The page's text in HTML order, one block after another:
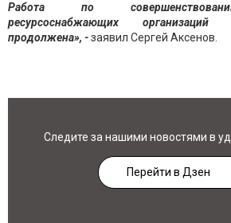
Работа по
ресурсоснабжающих организаций
продолжена», -заявил Сергей Аксенов.
Следите за нашими новостями в
Перейти в Дзен